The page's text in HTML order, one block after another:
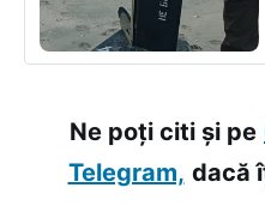
Ne poți citi și pe
Telegram, dacă